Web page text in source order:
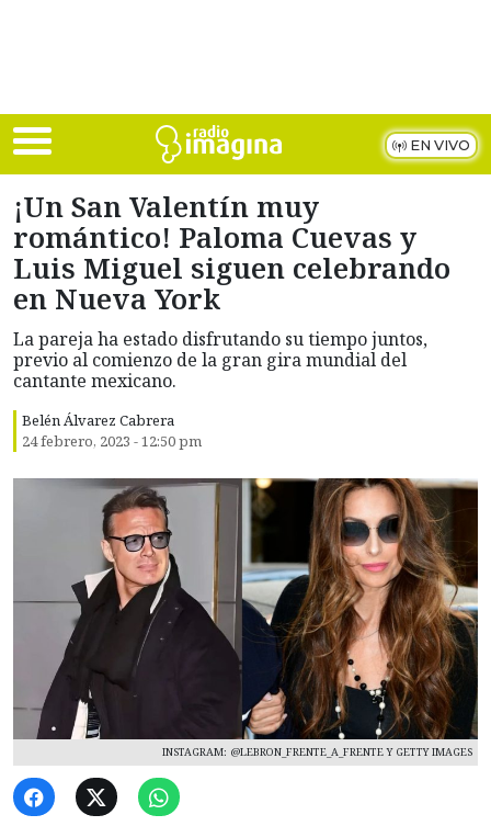
EN VIVO
¡Un San Valentín muy
romántico! Paloma Cuevas y
Luis Miguel siguen celebrando
en Nueva York
La pareja ha estado disfrutando su tiempo juntos,
previo al comienzo de la gran gira mundial del
cantante mexicano.
Belén Álvarez Cabrera
24 febrero, 2023 - 12:50 pm
INSTAGRAM: @LEBRON_FRENTE_A_FRENTE Y GETTY IMAGES